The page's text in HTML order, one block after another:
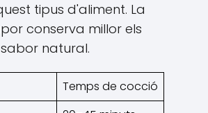
tipus d'aliment. La
conserva millor els
natural.
Temps de cocció